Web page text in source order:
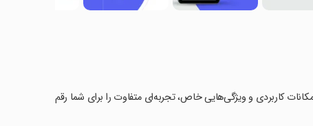
کاربردی و ویژگی‌هایی خاص، تجربه‌ای متفاوت را برای شما رقم